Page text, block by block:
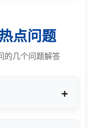
点问题
的几个问题解答